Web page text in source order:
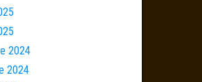
2024
2024